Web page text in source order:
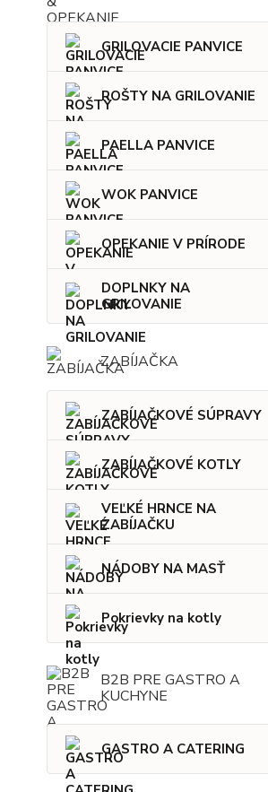
GRILOVACIE PANVICE
ROŠTY NA GRILOVANIE
PAELLA PANVICE
WOK PANVICE
OPEKANIE V PRÍRODE
DOPLNKY NA
GRILOVANIE
ZABÍJAČKA
ZABÍJAČKOVÉ SÚPRAVY
ZABÍJAČKOVÉ KOTLY
VEĽKÉ HRNCE NA
ZABÍJAČKU
NÁDOBY NA MASŤ
Pokrievky na kotly
B2B PRE GASTRO A
KUCHYNE
GASTRO A CATERING